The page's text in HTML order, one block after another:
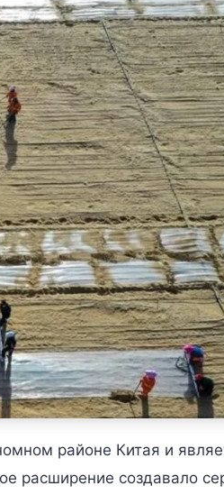
районе Китая и
расширение создавало